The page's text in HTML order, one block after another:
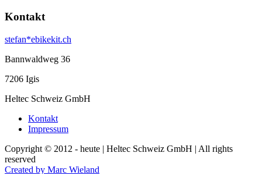
Kontakt
stefan*ebikekit.ch
Bannwaldweg 36
7206 Igis
Heltec Schweiz GmbH
Kontakt
Impressum
Copyright © 2012 - heute | Heltec Schweiz GmbH | All rights
reserved
Created by Marc Wieland